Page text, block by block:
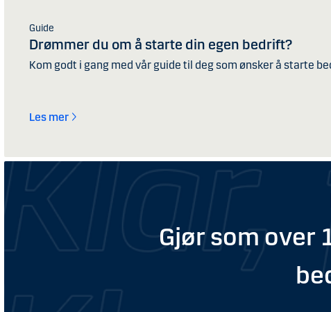
Guide
Drømmer du om å starte din egen bedrift?
Kom godt i gang med vår guide til deg som ønsker å starte
Les mer
Gjør som over